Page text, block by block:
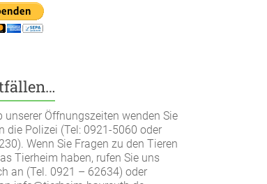
unserer Öffnungszeiten wenden Sie
die Polizei (Tel: 0921-5060 oder
Wenn Sie Fragen zu den Tieren
Tierheim haben, rufen Sie uns
an (Tel. 0921 – 62634) oder